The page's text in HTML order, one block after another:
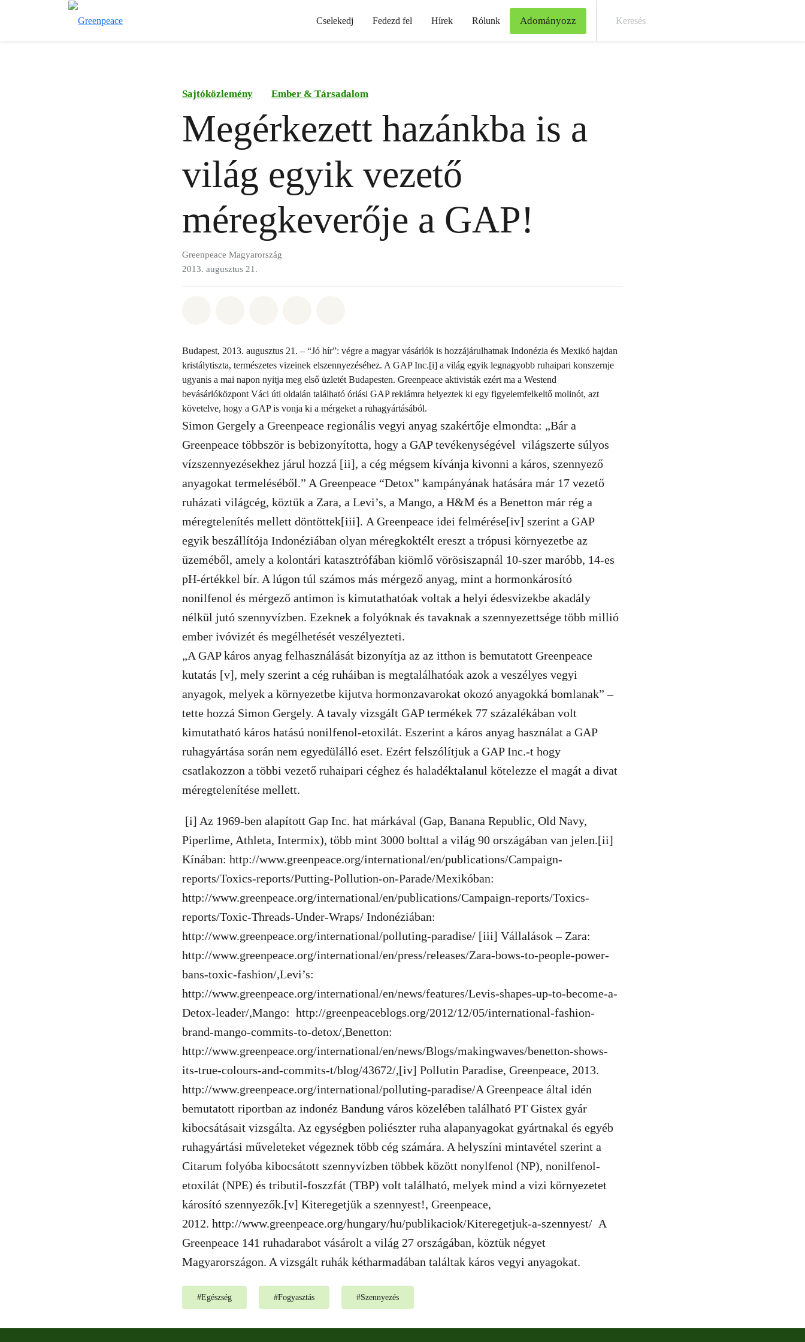
Cselekedj Fedezd fel Hírek Rólunk Adományozz
Sajtóközlemény Ember & Társadalom
Megérkezett hazánkba is a
világ egyik vezető
méregkeverője a GAP!
Greenpeace Magyarország
2013. augusztus 21.
Budapest, 2013. augusztus 21. – “Jó hír”: végre a magyar vásárlók is hozzájárulhatnak Indonézia és Mexikó hajdan
kristálytiszta, természetes vizeinek elszennyezéséhez. A GAP Inc.[i] a világ egyik legnagyobb ruhaipari konszernje
ugyanis a mai napon nyitja meg első üzletét Budapesten. Greenpeace aktivisták ezért ma a Westend
bevásárlóközpont Váci úti oldalán található óriási GAP reklámra helyeztek ki egy figyelemfelkeltő molinót, azt
követelve, hogy a GAP is vonja ki a mérgeket a ruhagyártásából.
Simon Gergely a Greenpeace regionális vegyi anyag szakértője elmondta: „Bár a
Greenpeace többször is bebizonyította, hogy a GAP tevékenységével világszerte súlyos
vízszennyezésekhez járul hozzá [ii], a cég mégsem kívánja kivonni a káros, szennyező
anyagokat termeléséből.” A Greenpeace “Detox” kampányának hatására már 17 vezető
ruházati világcég, köztük a Zara, a Levi’s, a Mango, a H&M és a Benetton már rég a
méregtelenítés mellett döntöttek[iii]. A Greenpeace idei felmérése[iv] szerint a GAP
egyik beszállítója Indonéziában olyan méregkoktélt ereszt a trópusi környezetbe az
üzeméből, amely a kolontári katasztrófában kiömlő vörösiszapnál 10-szer maróbb, 14-es
pH-értékkel bír. A lúgon túl számos más mérgező anyag, mint a hormonkárosító
nonilfenol és mérgező antimon is kimutathatóak voltak a helyi édesvizekbe akadály
nélkül jutó szennyvízben. Ezeknek a folyóknak és tavaknak a szennyezettsége több millió
ember ivóvizét és megélhetését veszélyezteti.
„A GAP káros anyag felhasználását bizonyítja az az itthon is bemutatott Greenpeace
kutatás [v], mely szerint a cég ruháiban is megtalálhatóak azok a veszélyes vegyi
anyagok, melyek a környezetbe kijutva hormonzavarokat okozó anyagokká bomlanak” –
tette hozzá Simon Gergely. A tavaly vizsgált GAP termékek 77 százalékában volt
kimutatható káros hatású nonilfenol-etoxilát. Eszerint a káros anyag használat a GAP
ruhagyártása során nem egyedülálló eset. Ezért felszólítjuk a GAP Inc.-t hogy
csatlakozzon a többi vezető ruhaipari céghez és haladéktalanul kötelezze el magát a divat
méregtelenítése mellett.
[i] Az 1969-ben alapított Gap Inc. hat márkával (Gap, Banana Republic, Old Navy,
Piperlime, Athleta, Intermix), több mint 3000 bolttal a világ 90 országában van jelen.[ii]
Kínában: http://www.greenpeace.org/international/en/publications/Campaign-
reports/Toxics-reports/Putting-Pollution-on-Parade/Mexikóban:
http://www.greenpeace.org/international/en/publications/Campaign-reports/Toxics-
reports/Toxic-Threads-Under-Wraps/ Indonéziában:
http://www.greenpeace.org/international/polluting-paradise/ [iii] Vállalások – Zara:
http://www.greenpeace.org/international/en/press/releases/Zara-bows-to-people-power-
bans-toxic-fashion/,Levi’s:
http://www.greenpeace.org/international/en/news/features/Levis-shapes-up-to-become-a-
Detox-leader/,Mango: http://greenpeaceblogs.org/2012/12/05/international-fashion-
brand-mango-commits-to-detox/,Benetton:
http://www.greenpeace.org/international/en/news/Blogs/makingwaves/benetton-shows-
its-true-colours-and-commits-t/blog/43672/,[iv] Pollutin Paradise, Greenpeace, 2013.
http://www.greenpeace.org/international/polluting-paradise/A Greenpeace által idén
bemutatott riportban az indonéz Bandung város közelében található PT Gistex gyár
kibocsátásait vizsgálta. Az egységben poliészter ruha alapanyagokat gyártnakal és egyéb
ruhagyártási műveleteket végeznek több cég számára. A helyszíni mintavétel szerint a
Citarum folyóba kibocsátott szennyvízben többek között nonylfenol (NP), nonilfenol-
etoxilát (NPE) és tributil-foszzfát (TBP) volt található, melyek mind a vizi környezetet
károsító szennyezők.[v] Kiteregetjük a szennyest!, Greenpeace,
2012. http://www.greenpeace.org/hungary/hu/publikaciok/Kiteregetjuk-a-szennyest/ A
Greenpeace 141 ruhadarabot vásárolt a világ 27 országában, köztük négyet
Magyarországon. A vizsgált ruhák kétharmadában találtak káros vegyi anyagokat.
#Egészség #Fogyasztás #Szennyezés